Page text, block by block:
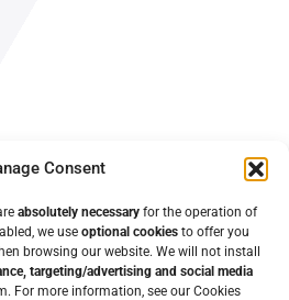
Consent
absolutely necessary for the operation of
we use optional cookies to offer you
browsing our website. We will not install
targeting/advertising and social media
For more information, see our Cookies